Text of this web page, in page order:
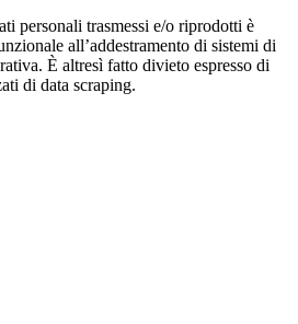
personali trasmessi e/o riprodotti è
all’addestramento di sistemi di
È altresì fatto divieto espresso di
di data scraping.